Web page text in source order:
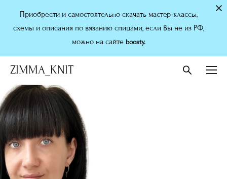
Приобрести и самостоятельно скачать мастер-классы,
схемы и описания по вязанию спицами, если Вы не из РФ,
можно на сайте boosty.
ZIMMA_KNIT